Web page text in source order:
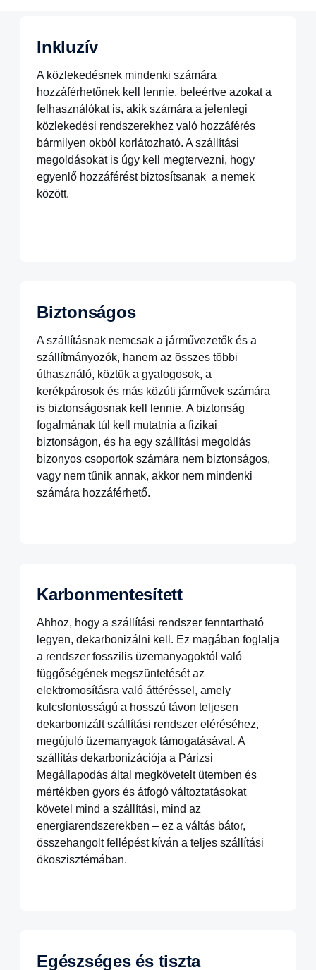
Inkluzív
A közlekedésnek mindenki számára
hozzáférhetőnek kell lennie, beleértve azokat a
felhasználókat is, akik számára a jelenlegi
közlekedési rendszerekhez való hozzáférés
bármilyen okból korlátozható. A szállítási
megoldásokat is úgy kell megtervezni, hogy
egyenlő hozzáférést biztosítsanak a nemek
között.
Biztonságos
A szállításnak nemcsak a járművezetők és a
szállítmányozók, hanem az összes többi
úthasználó, köztük a gyalogosok, a
kerékpárosok és más közúti járművek számára
is biztonságosnak kell lennie. A biztonság
fogalmának túl kell mutatnia a fizikai
biztonságon, és ha egy szállítási megoldás
bizonyos csoportok számára nem biztonságos,
vagy nem tűnik annak, akkor nem mindenki
számára hozzáférhető.
Karbonmentesített
Ahhoz, hogy a szállítási rendszer fenntartható
legyen, dekarbonizálni kell. Ez magában foglalja
a rendszer fosszilis üzemanyagoktól való
függőségének megszüntetését az
elektromosításra való áttéréssel, amely
kulcsfontosságú a hosszú távon teljesen
dekarbonizált szállítási rendszer eléréséhez,
megújuló üzemanyagok támogatásával. A
szállítás dekarbonizációja a Párizsi
Megállapodás által megkövetelt ütemben és
mértékben gyors és átfogó változtatásokat
követel mind a szállítási, mind az
energiarendszerekben – ez a váltás bátor,
összehangolt fellépést kíván a teljes szállítási
ökoszisztémában.
Egészséges és tiszta